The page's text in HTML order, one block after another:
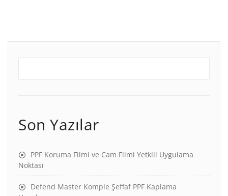
Son Yazılar
PPF Koruma Filmi ve Cam Filmi Yetkili Uygulama
Noktası
Defend Master Komple Şeffaf PPF Kaplama